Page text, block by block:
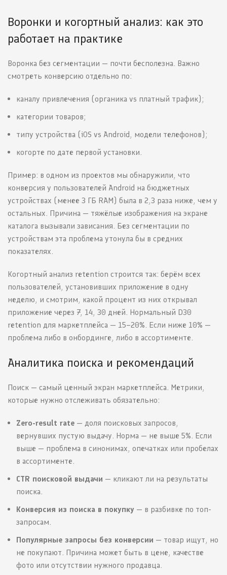
Воронки и когортный анализ: как это
работает на практике
Воронка без сегментации — почти бесполезна. Важно
смотреть конверсию отдельно по:
каналу привлечения (органика vs платный трафик);
категории товаров;
типу устройства (iOS vs Android, модели телефонов);
когорте по дате первой установки.
Пример: в одном из проектов мы обнаружили, что
конверсия у пользователей Android на бюджетных
устройствах (менее 3 ГБ RAM) была в 2,3 раза ниже, чем у
остальных. Причина — тяжёлые изображения на экране
каталога вызывали зависания. Без сегментации по
устройствам эта проблема утонула бы в средних
показателях.
Когортный анализ retention строится так: берём всех
пользователей, установивших приложение в одну
неделю, и смотрим, какой процент из них открывал
приложение через 7, 14, 30 дней. Нормальный D30
retention для маркетплейса — 15–20%. Если ниже 10% —
проблема либо в онбординге, либо в ассортименте.
Аналитика поиска и рекомендаций
Поиск — самый ценный экран маркетплейса. Метрики,
которые нужно отслеживать обязательно:
Zero-result rate — доля поисковых запросов,
вернувших пустую выдачу. Норма — не выше 5%. Если
выше — проблема в синонимах, опечатках или пробелах
в ассортименте.
CTR поисковой выдачи — кликают ли на результаты
поиска.
Конверсия из поиска в покупку — в разбивке по топ-
запросам.
Популярные запросы без конверсии — товар ищут, но
не покупают. Причина может быть в цене, качестве
фото или отсутствии нужного продавца.